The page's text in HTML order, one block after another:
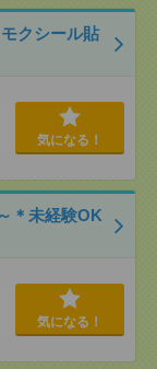
クシール貼
気になる！
＊未経験OK
気になる！